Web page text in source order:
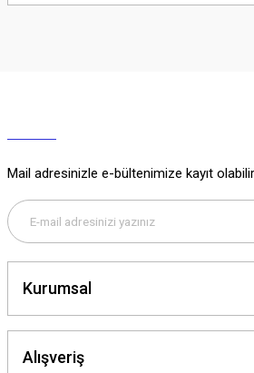
Soru Sor
Mail adresinizle e-bültenimize kayıt
Kurumsal
Alışveriş